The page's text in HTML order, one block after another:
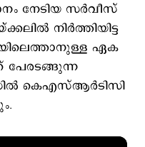
നേടിയ സര്‍വീസ്
നിര്‍ത്തിയിട്ട
ഏക
പേരടങ്ങുന്ന
കെഎസ്ആര്‍ടിസി